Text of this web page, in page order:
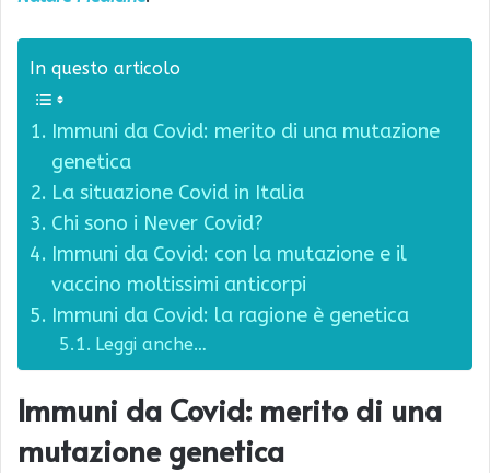
In questo articolo
Immuni da Covid: merito di una mutazione
genetica
La situazione Covid in Italia
Chi sono i Never Covid?
Immuni da Covid: con la mutazione e il
vaccino moltissimi anticorpi
Immuni da Covid: la ragione è genetica
Leggi anche…
Immuni da Covid: merito di una
mutazione genetica